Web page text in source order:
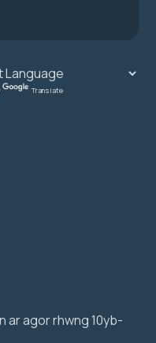
ar agor rhwng 10yb-
Translate